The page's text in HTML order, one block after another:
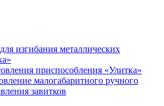
изгибания металлических
приспособления «Улитка»
малогабаритного ручного
завитков